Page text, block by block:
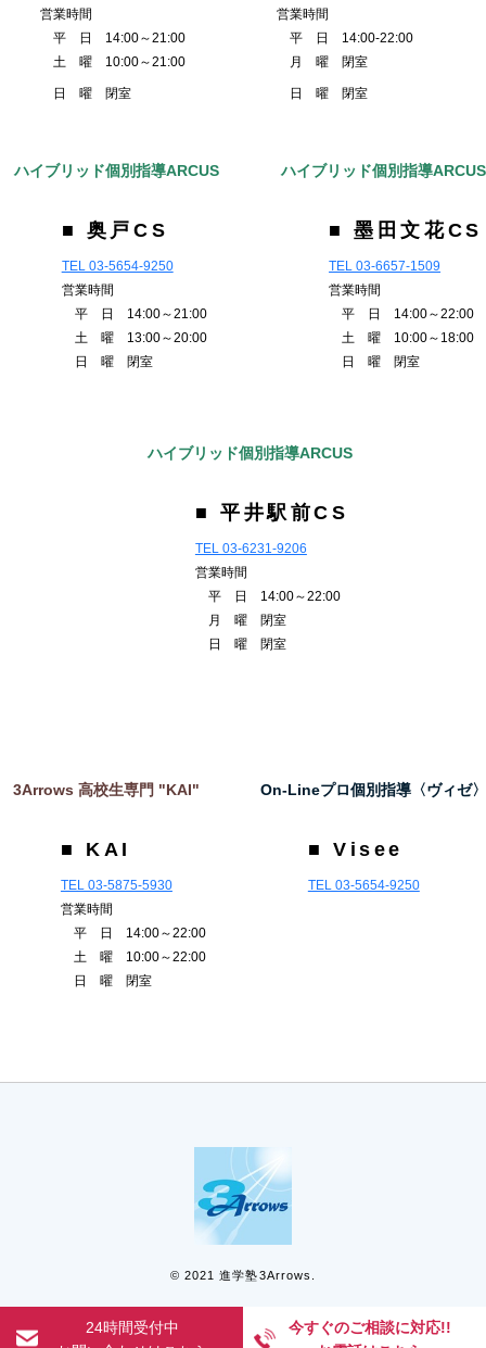
24時間受付中
今すぐのご相談に対応!!
営業時間
平 日 14:00～21:00
土 曜 10:00～21:00
日 曜 閉室
営業時間
平 日 14:00-22:00
月 曜 閉室
日 曜 閉室
ハイブリッド個別指導ARCUS
■ 奥戸CS
TEL 03-5654-9250
営業時間
平 日 14:00～21:00
土 曜 13:00～20:00
日 曜 閉室
ハイブリッド個別指導ARCUS
■ 墨田文花CS
TEL 03-6657-1509
営業時間
平 日 14:00～22:00
土 曜 10:00～18:00
日 曜 閉室
ハイブリッド個別指導ARCUS
■ 平井駅前CS
TEL 03-6231-9206
営業時間
平 日 14:00～22:00
月 曜 閉室
日 曜 閉室
3Arrows 高校生専門 "KAI"
■ KAI
TEL 03-5875-5930
営業時間
平 日 14:00～22:00
土 曜 10:00～22:00
日 曜 閉室
On-Lineプロ個別指導〈ヴィゼ〉
■ Visee
TEL 03-5654-9250
© 2021 進学塾3Arrows.